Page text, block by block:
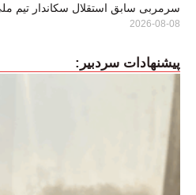
سرمربی سابق استقلال سکاندار تیم
2026-08-08
پیشنهادات سردبیر: